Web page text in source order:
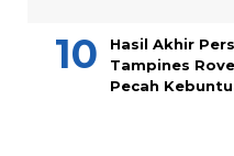
Hasil Akhir
Tampines
Pecah